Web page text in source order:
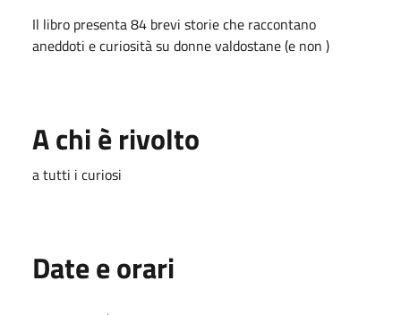
Il libro presenta 84 brevi storie che raccontano
aneddoti e curiosità su donne valdostane (e non )
A chi è rivolto
a tutti i curiosi
Date e orari